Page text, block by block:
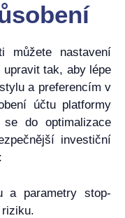
můžete nastavení
upravit tak, aby lépe
a preferencím v
účtu platformy
do optimalizace
investiční
a parametry stop-